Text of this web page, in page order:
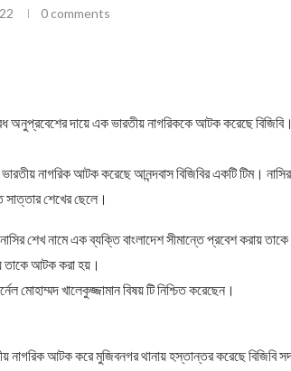
0 comments
অনুপ্রবেশের দায়ে এক ভারতীয় নাগরিককে আটক করেছে
নাগরিক আটক করেছে আনন্দবাস বিজিবির একটি টিম।
সাত্তার শেখের ছেলে।
শেখ নামে এক ব্যক্তি বাংলাদেশ সীমান্তে প্রবেশ করায়
তাকে আটক করা হয়।
মোহাম্মদ খালেকুজ্জামান বিষয় টি নিশ্চিত করেছেন।
আটক করে মুজিবনগর থানায় হস্তান্তর করেছে বিজিবি